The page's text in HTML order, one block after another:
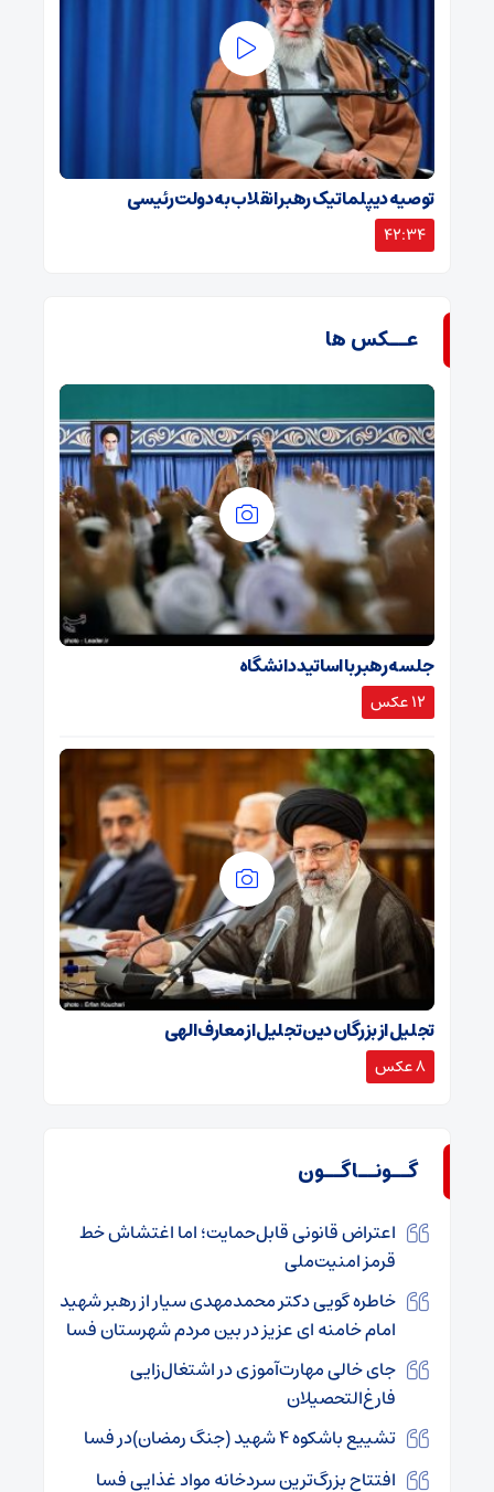
توصیه دیپلماتیک رهبر انقلاب به دولت رئیسی
42:34
عــکس ها
جلسه رهبر با اساتید دانشگاه
12 عکس
تجلیل از بزرگان دین تجلیل از معارف الهی
8 عکس
گــونــاگــون
اعتراض قانونی قابل‌حمایت؛ اما اغتشاش خط
قرمز امنیت‌ملی
خاطره گویی دکتر محمدمهدی سیار از رهبر شهید
امام خامنه ای عزیز در بین مردم شهرستان فسا
جای خالی مهارت‌آموزی در اشتغال‌زایی
فارغ‌التحصیلان
تشییع باشکوه ۴ شهید (جنگ رمضان)در فسا
افتتاح بزرگ‌ترین سردخانه مواد غذایی فسا